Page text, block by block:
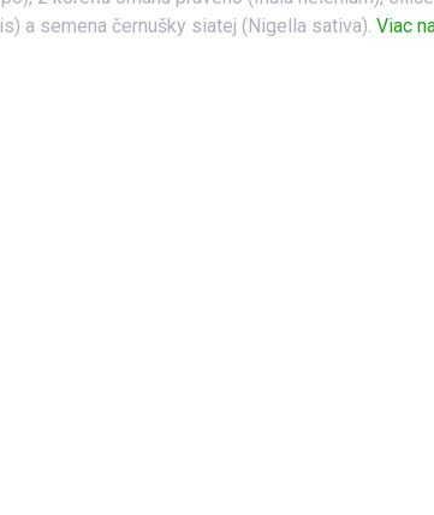
a semena černušky siatej (Nigella sativa). Viac